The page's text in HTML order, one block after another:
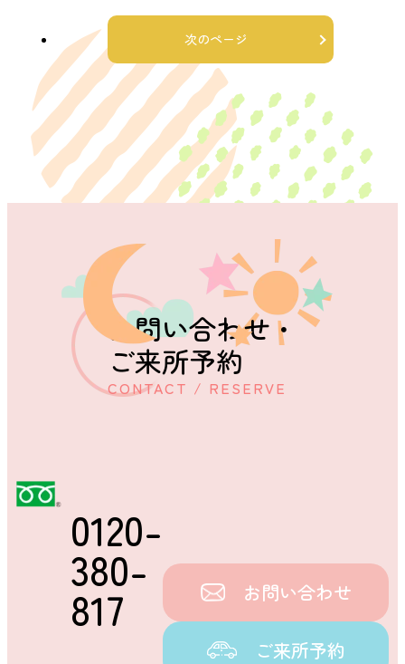
次のページ
お問い合わせ・
ご来所予約
CONTACT / RESERVE
0120-
380-
817 お問い合わせ
ご来所予約